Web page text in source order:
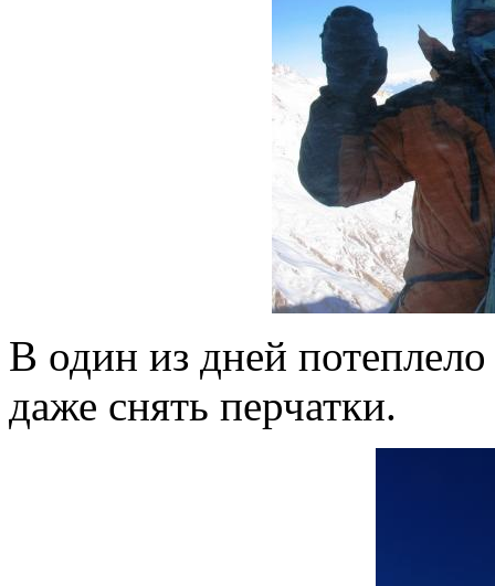
В один из дней
даже снять перчатки.